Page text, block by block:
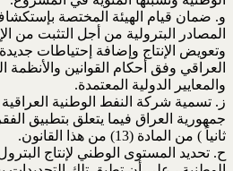
و. ضمان قيام الهيئة المختصة
المصادر البترولية من أجل التثبت من
وتعويض الإنتاج وإضافة إحتياطات
العراقي وفق أحكام القوانين والأنظمة
والمعايير الدولية المعتمدة.
ز. تسمية شركة النفط الوطنية
جمهورية العراق فيما يتعلق بتطبيق
ثانياً ) من المادة (13) من هذا القانون.
ح. تحديد المستوى الوطني لإنتاج